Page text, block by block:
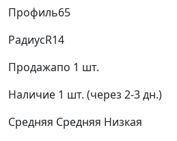
Профиль65
РадиусR14
Продажапо 1 шт.
Наличие 1 шт. (через 2-3 дн.)
Средняя Средняя Низкая